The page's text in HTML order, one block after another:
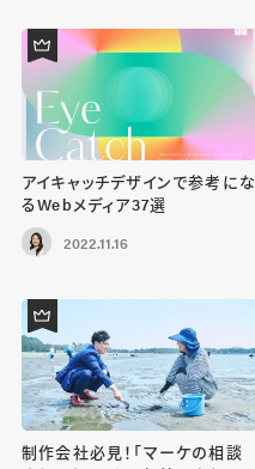
アイキャッチデザインで参考にな
るWebメディア37選
2022.11.16
制作会社必見！「マーケの相談